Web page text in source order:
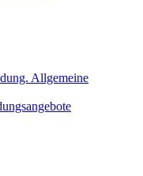
Allgemeine